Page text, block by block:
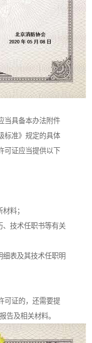
当具备本办法附件
标准》规定的具体
可证应当提供以下
料；
、技术任职书等有关
细表及其技术任职明
可证的，还需要提
告及相关材料。